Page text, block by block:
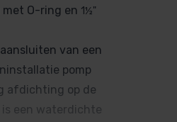
met O-ring en 1½"
van een
pomp
afdichting op de
is een waterdichte